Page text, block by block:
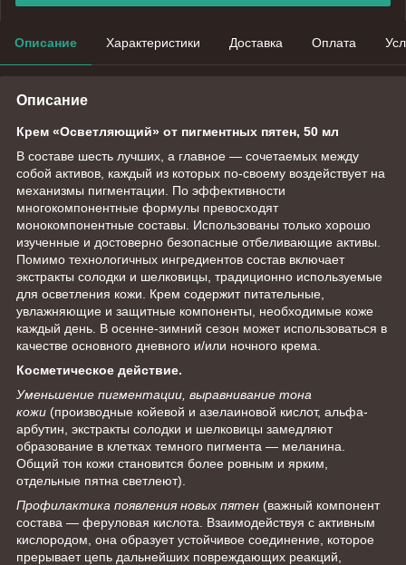
Описание Характеристики Доставка Оплата
Описание
Крем «Осветляющий» от пигментных пятен, 50 мл
В составе шесть лучших, а главное — сочетаемых между
собой активов, каждый из которых по-своему воздействует на
механизмы пигментации. По эффективности
многокомпонентные формулы превосходят
монокомпонентные составы. Использованы только хорошо
изученные и достоверно безопасные отбеливающие активы.
Помимо технологичных ингредиентов состав включает
экстракты солодки и шелковицы, традиционно используемые
для осветления кожи. Крем содержит питательные,
увлажняющие и защитные компоненты, необходимые коже
каждый день. В осенне-зимний сезон может использоваться в
качестве основного дневного и/или ночного крема.
Косметическое действие.
Уменьшение пигментации, выравнивание тона
кожи (производные койевой и азелаиновой кислот, альфа-
арбутин, экстракты солодки и шелковицы замедляют
образование в клетках темного пигмента — меланина.
Общий тон кожи становится более ровным и ярким,
отдельные пятна светлеют).
Профилактика появления новых пятен (важный компонент
состава — феруловая кислота. Взаимодействуя с активным
кислородом, она образует устойчивое соединение, которое
прерывает цепь дальнейших повреждающих реакций,